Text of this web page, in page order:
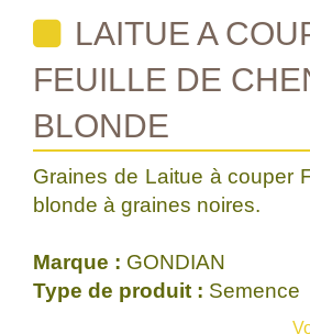
LAITUE A
FEUILLE DE
BLONDE
Graines de Laitue à couper
blonde à graines noires.
Marque : GONDIAN
Type de produit : Semence